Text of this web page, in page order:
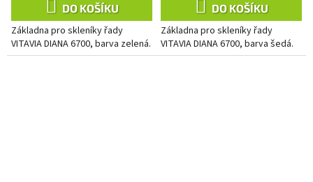
DO KOŠÍKU
Základna pro skleníky řady
VITAVIA DIANA 6700, barva zelená.
DO KOŠÍKU
Základna pro skleníky řady
VITAVIA DIANA 6700, barva šedá.